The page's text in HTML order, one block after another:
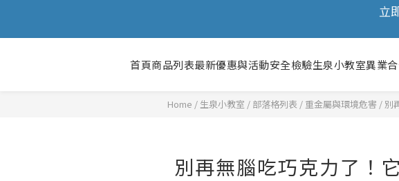
🎉
🎉
立
🎉
首頁商品列表最新優惠與活動安全檢驗生泉小教室異業
Home / 部落格列表 / 重金屬與環境危害 / 別
別再無腦吃巧克力了！